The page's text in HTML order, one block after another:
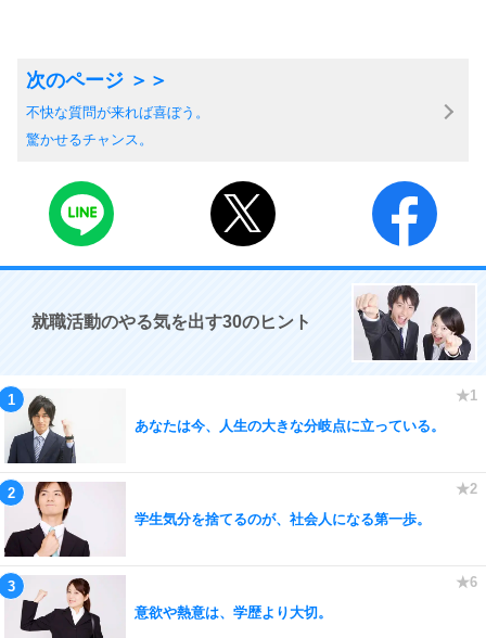
不快な質問が来れば喜ぼう。
驚かせるチャンス。
就職活動のやる気を出す30のヒント
あなたは今、人生の大きな分岐点に立っている。
学生気分を捨てるのが、社会人になる第一歩。
意欲や熱意は、学歴より大切。